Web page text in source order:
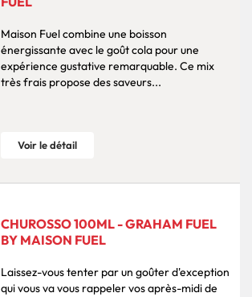
Maison Fuel combine une boisson
énergissante avec le goût cola pour une
expérience gustative remarquable. Ce mix
très frais propose des saveurs...
Voir le détail
CHUROSSO 100ML - GRAHAM FUEL
BY MAISON FUEL
Laissez-vous tenter par un goûter d'exception
qui vous va vous rappeler vos après-midi de